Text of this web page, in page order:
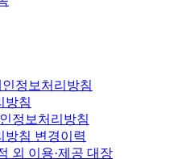
정보처리방침
방침
정보처리방침
방침 변경이력
외 이용·제공 대장